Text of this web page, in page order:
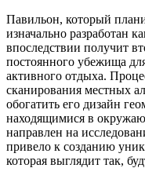
Павильон, который
изначально разработан
впоследствии получит
постоянного убежища
активного отдыха.
сканирования местных
обогатить его дизайн
находящимися в
направлен на
привело к созданию
которая выглядит так,